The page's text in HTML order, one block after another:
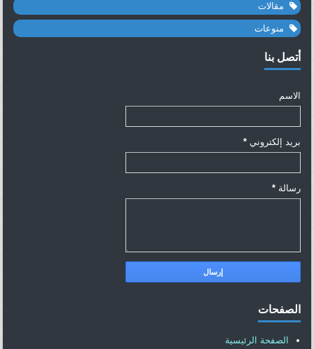
مقالات
منوعات
أتصل بنا
الاسم
بريد إلكتروني*
رسالة*
الصفحات
الصفحة الرئيسية